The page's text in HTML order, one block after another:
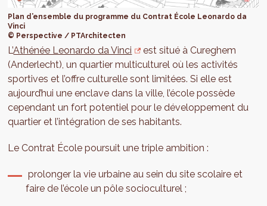
Plan d’ensemble du programme du Contrat École Leonardo da
Vinci
© Perspective / PTArchitecten
L’Athénée Leonardo da Vinci
est situé à Cureghem
(Anderlecht), un quartier multiculturel où les activités
sportives et l’offre culturelle sont limitées. Si elle est
aujourd’hui une enclave dans la ville, l’école possède
cependant un fort potentiel pour le développement du
quartier et l’intégration de ses habitants.
Le Contrat École poursuit une triple ambition :
prolonger la vie urbaine au sein du site scolaire et
faire de l’école un pôle socioculturel ;